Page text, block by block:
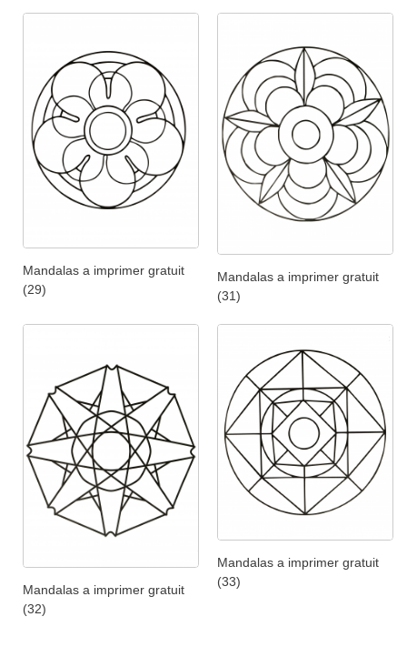
Mandalas a imprimer gratuit
(29)
Mandalas a imprimer gratuit
(31)
Mandalas a imprimer gratuit
(32)
Mandalas a imprimer gratuit
(33)